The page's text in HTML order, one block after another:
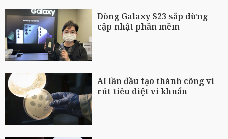
Dòng Galaxy S23 sắp dừng
cập nhật phần mềm
AI lần đầu tạo thành công vi
rút tiêu diệt vi khuẩn